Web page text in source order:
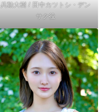
兵動大樹 / 田中カツトシ・デン
サク役